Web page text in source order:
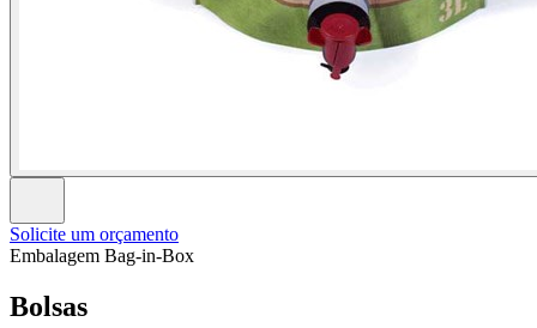
Solicite um orçamento
Embalagem Bag-in-Box
Bolsas